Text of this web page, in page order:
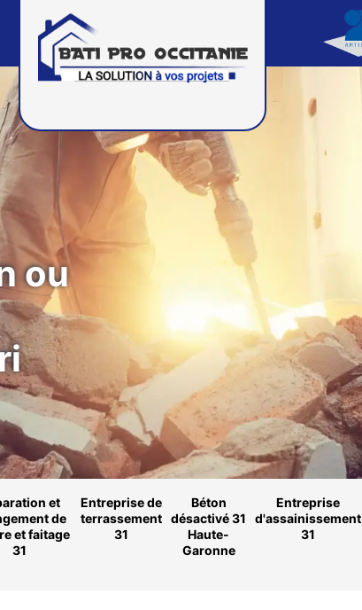
ou
et
de
et faitage
31
Entreprise de
terrassement
31
Béton
désactivé 31
Haute-
Garonne
Entreprise
d'assainissement
31